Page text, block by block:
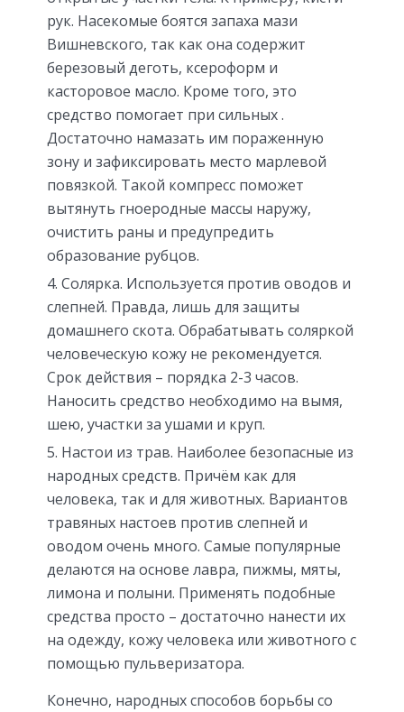
рук. Насекомые боятся запаха мази
Вишневского, так как она содержит
березовый деготь, ксероформ и
касторовое масло. Кроме того, это
средство помогает при сильных .
Достаточно намазать им пораженную
зону и зафиксировать место марлевой
повязкой. Такой компресс поможет
вытянуть гноеродные массы наружу,
очистить раны и предупредить
образование рубцов.
Солярка. Используется против оводов и
слепней. Правда, лишь для защиты
домашнего скота. Обрабатывать соляркой
человеческую кожу не рекомендуется.
Срок действия – порядка 2-3 часов.
Наносить средство необходимо на вымя,
шею, участки за ушами и круп.
Настои из трав. Наиболее безопасные из
народных средств. Причём как для
человека, так и для животных. Вариантов
травяных настоев против слепней и
оводом очень много. Самые популярные
делаются на основе лавра, пижмы, мяты,
лимона и полыни. Применять подобные
средства просто – достаточно нанести их
на одежду, кожу человека или животного с
помощью пульверизатора.
Конечно, народных способов борьбы со